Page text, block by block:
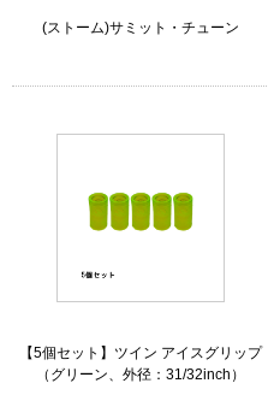
(ストーム)サミット・チューン
【5個セット】ツイン アイスグリップ
（グリーン、外径：31/32inch）